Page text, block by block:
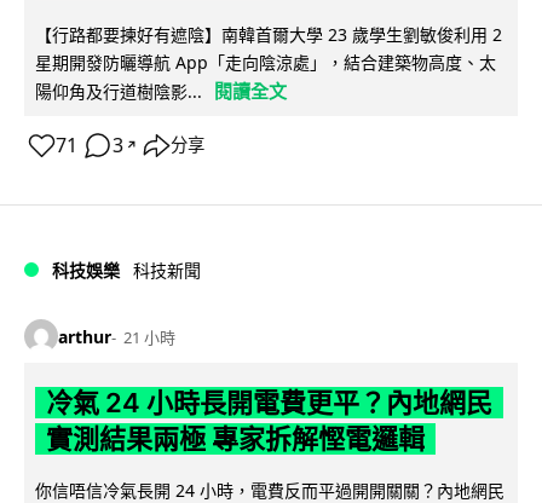
【行路都要揀好有遮陰】南韓首爾大學 23 歲學生劉敏俊利用 2
星期開發防曬導航 App「走向陰涼處」，結合建築物高度、太
陽仰角及行道樹陰影...
閱讀全文
71 3 ↗ 分享
科技娛樂 科技新聞
arthur 21 小時
冷氣 24 小時長開電費更平？內地網民
實測結果兩極 專家拆解慳電邏輯
你信唔信冷氣長開 24 小時，電費反而平過開開關關？內地網民